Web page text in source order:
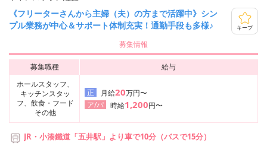
《フリーターさんから主婦（夫）の方まで活躍中》シン
プル業務が中心＆サポート体制充実！通勤手段も多様♪
キープ
募集情報
募集職種
給与
ホールスタッフ、
キッチンスタッ
フ、飲食・フード
その他
正 月給20万円〜
ア/パ
時給1,200円〜
JR・小湊鐵道「五井駅」より車で10分（バスで15分）